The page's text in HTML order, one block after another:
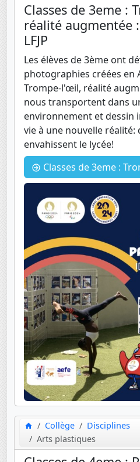
Classes de 3eme :
réalité augmentée :
LFJP
Les élèves de 3ème ont
photographies créées en
Trompe-l'œil, réalité
nous transportent dans
environnement et dessin
vie à une nouvelle réalité:
envahissent le lycée!
Classes de 3eme : Trompe l’oeil et
Collège
Disciplines
Arts plastiques